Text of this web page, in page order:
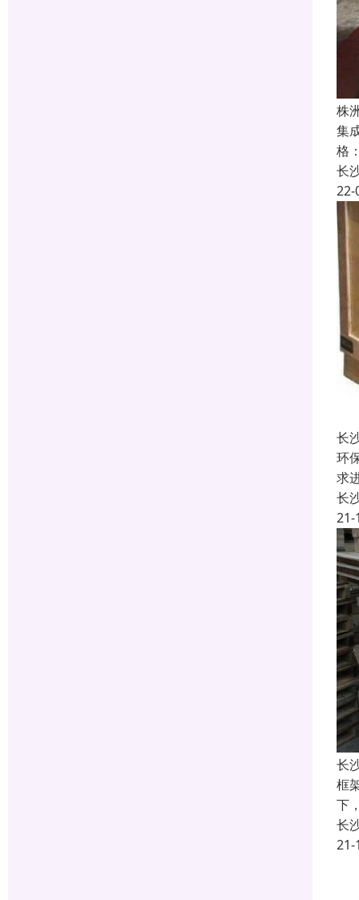
株
集
格
长
22-
长
环
求
长
21-
长
框
下
长
21-